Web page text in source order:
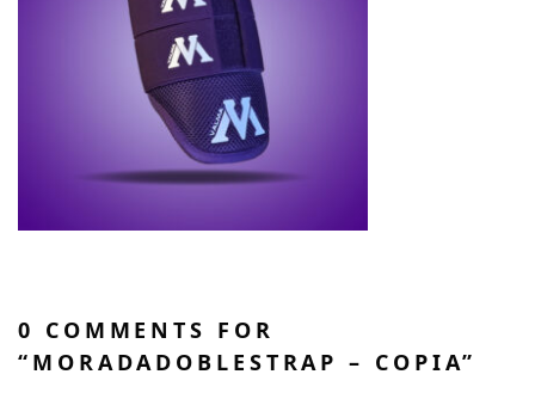
0 COMMENTS FOR
“MORADADOBLESTRAP – COPIA”